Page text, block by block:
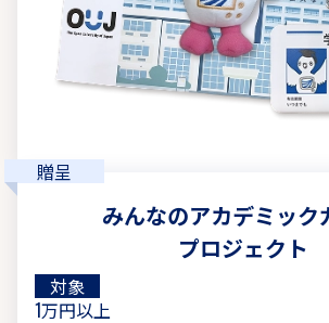
贈呈
みんなのアカデミック
プロジェクト
対象
1万円以上